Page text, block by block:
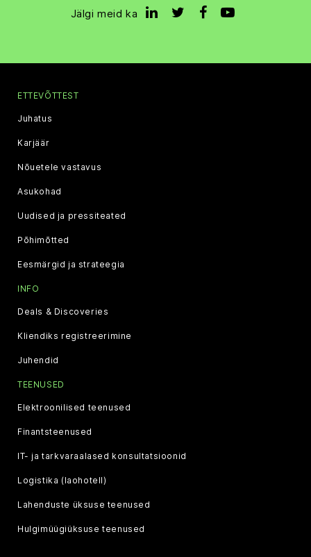
Jälgi meid ka
ETTEVÕTTEST
Juhatus
Karjäär
Nõuetele vastavus
Asukohad
Uudised ja pressiteated
Põhimõtted
Eesmärgid ja strateegia
INFO
Deals & Discoveries
Kliendiks registreerimine
Juhendid
TEENUSED
Elektroonilised teenused
Finantsteenused
IT- ja tarkvaraalased konsultatsioonid
Logistika (laohotell)
Lahenduste üksuse teenused
Hulgimüügiüksuse teenused